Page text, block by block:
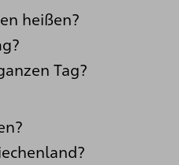
heißen?
Tag?